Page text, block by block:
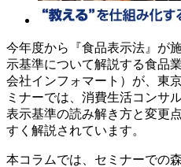
今年度から『食品表示法』が
示基準について解説する食品
会社インフォマート）が、東
ミナーでは、消費生活コンサ
表示基準の読み解き方と変更
すく解説されています。
本コラムでは、セミナーでの